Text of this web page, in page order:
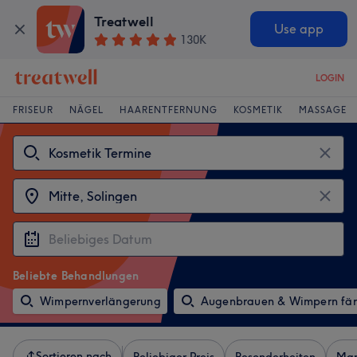
Treatwell
130K
Use app
LOGIN
FRISEUR NÄGEL HAARENTFERNUNG KOSMETIK MASSAGE
Beliebte Behandlungen
Wimpernverlängerung
Augenbrauen & Wimpern